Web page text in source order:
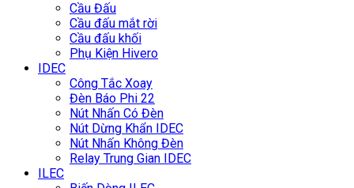
Cầu Đấu
Cầu đấu mắt rời
Cầu đấu khối
Phụ Kiện Hivero
IDEC
Công Tắc Xoay
Đèn Báo Phi 22
Nút Nhấn Có Đèn
Nút Dừng Khẩn IDEC
Nút Nhấn Không Đèn
Relay Trung Gian IDEC
ILEC